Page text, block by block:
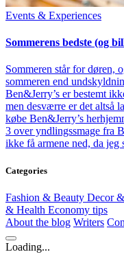
Events & Experiences
Sommerens bedste (og
Sommeren står for døren,
sommeren end
Ben&Jerry’s er bestemt
men desværre er det altså
købe Ben&Jerry’s
3 over yndlingssmage fra
ikke få armene ned, da jeg
Categories
Fashion & Beauty Decor
& Health Economy tips
About the blog Writers
Loading...